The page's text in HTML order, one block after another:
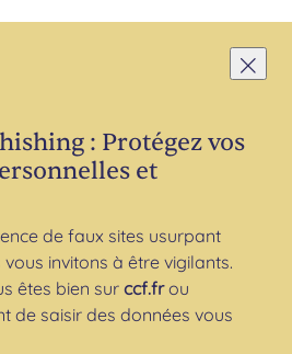
: Protégez vos
et
de faux sites usurpant
vous invitons à être vigilants.
êtes bien sur ccf.frou
de saisir des données vous